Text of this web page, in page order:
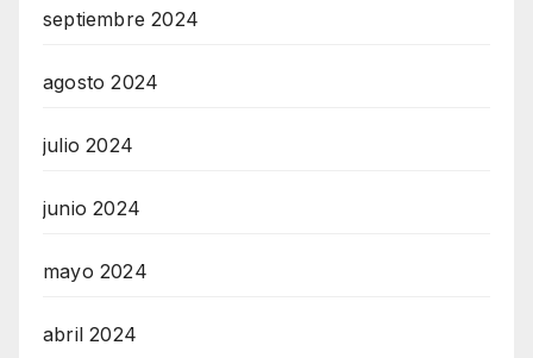
septiembre 2024
agosto 2024
julio 2024
junio 2024
mayo 2024
abril 2024